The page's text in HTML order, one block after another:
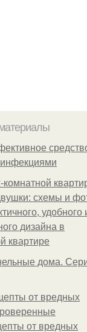
комнатной
схемы и
удобного
дизайна в
квартире
дома.
от вредных
от вредных